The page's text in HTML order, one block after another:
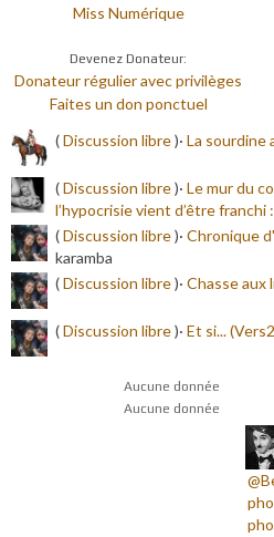
Miss Numérique
Devenez Donateur:
Donateur régulier avec privilèges
Faites un don ponctuel
(Discussion libre)· La sourdine
(Discussion libre)· Le mur du
l’hypocrisie vient d’être franchi :
(Discussion libre)· Chronique
karamba
(Discussion libre)· Chasse aux
(Discussion libre)· Et si...
Aucune donnée
Aucune donnée